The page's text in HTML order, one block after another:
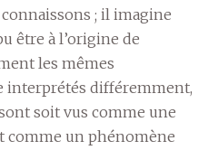
; il imagine
être à l’origine de
les mêmes
interprétés différemment,
soit vus comme une
un phénomène